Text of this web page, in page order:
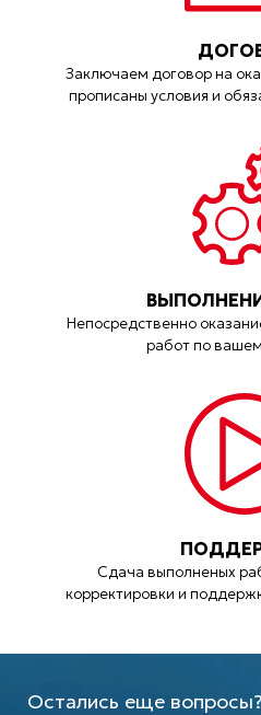
Заключаем договор на
прописаны условия и
Непосредственно
работ по
Сдача выполненых
корректировки и
Остались еще